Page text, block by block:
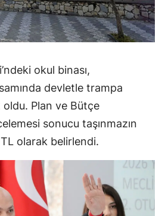
okul binası,
devletle trampa
oldu. Plan ve Bütçe
sonucu taşınmazın
olarak belirlendi.